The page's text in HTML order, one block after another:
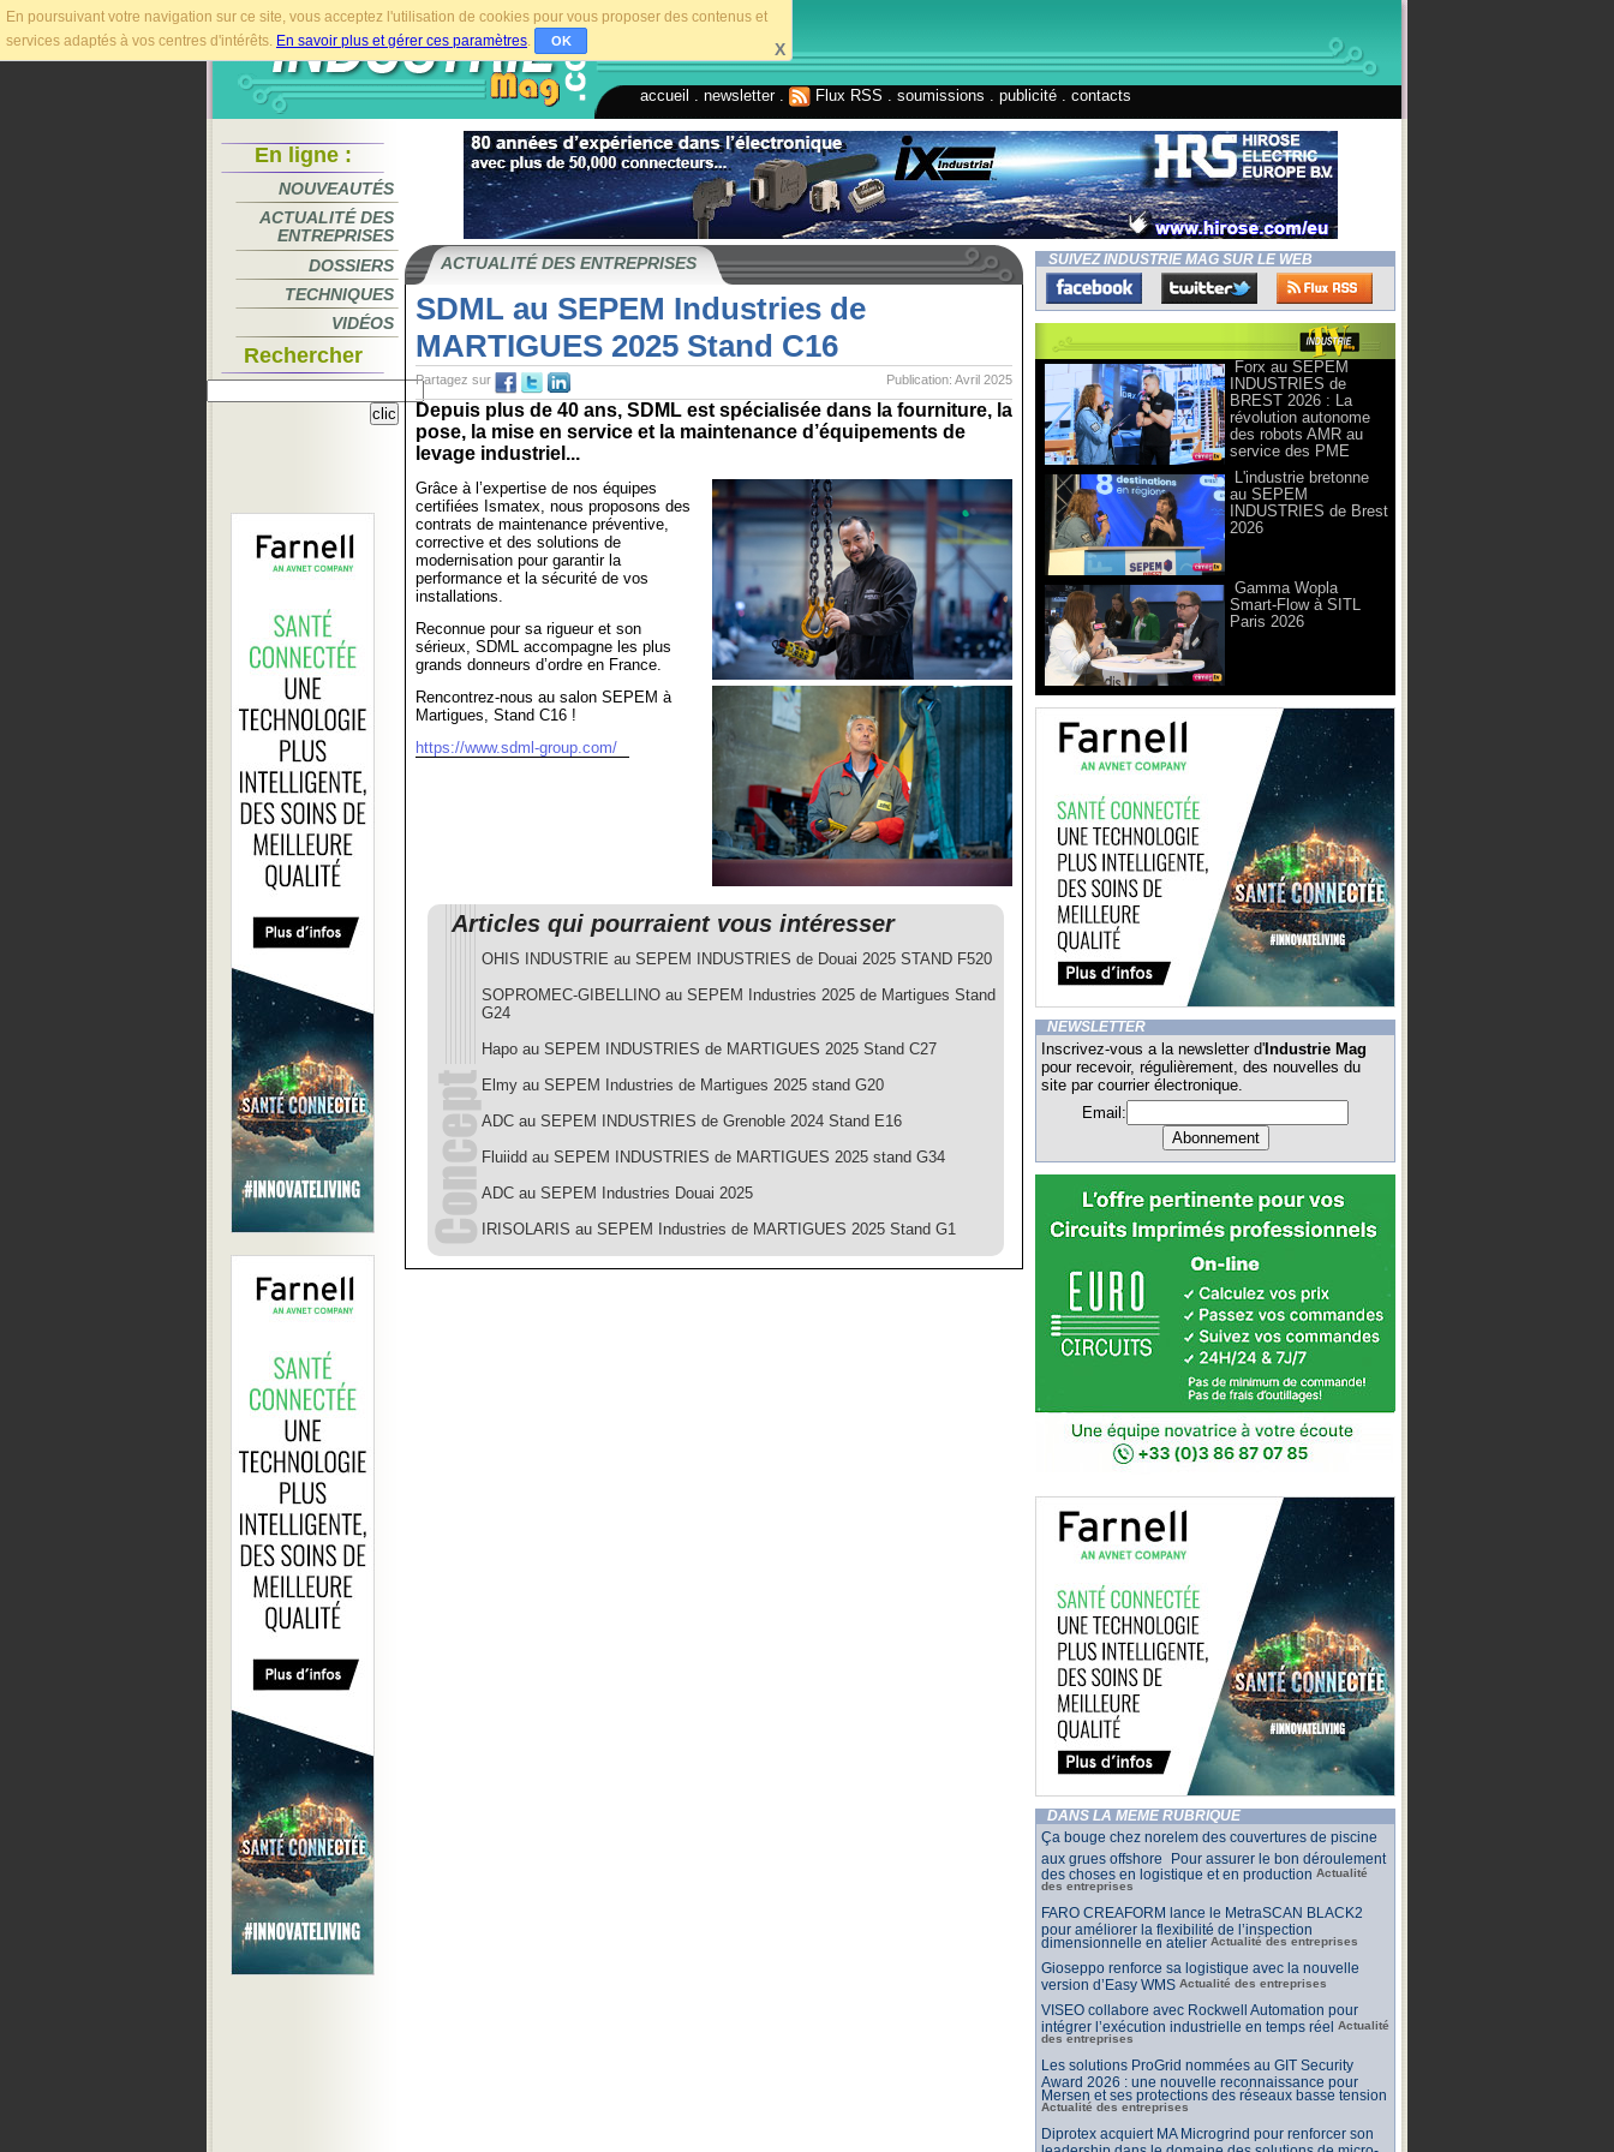
En poursuivant votre navigation sur ce site, vous acceptez l'utilisation de cookies pour vous proposer des contenus et
services adaptés à vos centres d'intérêts. En savoir plus et gérer ces paramètres. OK X
accueil newsletter. Flux RSS soumissions publicité contacts
En ligne :
NOUVEAUTÉS
ACTUALITÉ DES
ENTREPRISES
DOSSIERS
TECHNIQUES
VIDÉOS
Rechercher
ACTUALITÉ DES ENTREPRISES
SDML au SEPEM Industries de
MARTIGUES 2025 Stand C16
Publication: Avril 2025
Partagez sur
Depuis plus de 40 ans, SDML est spécialisée dans la fourniture, la
pose, la mise en service et la maintenance d’équipements de
levage industriel...
Grâce à l’expertise de nos équipes
certifiées Ismatex, nous proposons des
contrats de maintenance préventive,
corrective et des solutions de
modernisation pour garantir la
performance et la sécurité de vos
installations.
Reconnue pour sa rigueur et son
sérieux, SDML accompagne les plus
grands donneurs d’ordre en France.
Rencontrez-nous au salon SEPEM à
Martigues, Stand C16 !
https://www.sdml-group.com/
Articles qui pourraient vous intéresser
OHIS INDUSTRIE au SEPEM INDUSTRIES de Douai 2025 STAND F520
SOPROMEC-GIBELLINO au SEPEM Industries 2025 de Martigues Stand
G24
Hapo au SEPEM INDUSTRIES de MARTIGUES 2025 Stand C27
Elmy au SEPEM Industries de Martigues 2025 stand G20
ADC au SEPEM INDUSTRIES de Grenoble 2024 Stand E16
Fluiidd au SEPEM INDUSTRIES de MARTIGUES 2025 stand G34
ADC au SEPEM Industries Douai 2025
IRISOLARIS au SEPEM Industries de MARTIGUES 2025 Stand G1
SUIVEZ INDUSTRIE MAG SUR LE WEB
Forx au SEPEM
INDUSTRIES de
BREST 2026 : La
révolution autonome
des robots AMR au
service des PME
L'industrie bretonne
au SEPEM
INDUSTRIES de Brest
2026
Gamma Wopla
Smart-Flow à SITL
Paris 2026
NEWSLETTER
Inscrivez-vous a la newsletter d' Industrie Mag
pour recevoir, régulièrement, des nouvelles du
site par courrier électronique.
Email:
DANS LA MÊME RUBRIQUE
Ça bouge chez norelem des couvertures de piscine
aux grues offshore Pour assurer le bon déroulement
des choses en logistique et en production Actualité
des entreprises
FARO CREAFORM lance le MetraSCAN BLACK2
pour améliorer la flexibilité de l’inspection
dimensionnelle en atelier Actualité des entreprises
Gioseppo renforce sa logistique avec la nouvelle
version d’Easy WMS Actualité des entreprises
VISEO collabore avec Rockwell Automation pour
intégrer l’exécution industrielle en temps réel Actualité
des entreprises
Les solutions ProGrid nommées au GIT Security
Award 2026 : une nouvelle reconnaissance pour
Mersen et ses protections des réseaux basse tension
Actualité des entreprises
Diprotex acquiert MA Microgrind pour renforcer son
leadership dans le domaine des solutions de micro-